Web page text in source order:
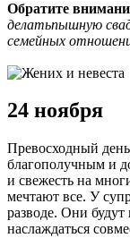
Обратите
делатьпышную
семейных
24 ноября
Превосходный
благополучным и
и свежесть на
мечтают все. У
разводе. Они
наслаждаться